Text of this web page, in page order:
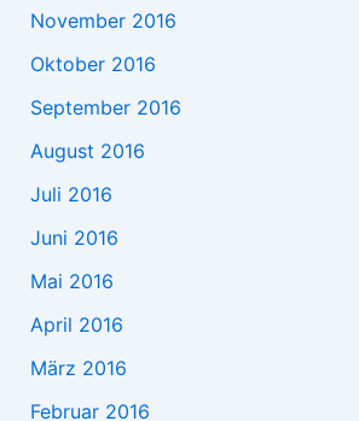
November 2016
Oktober 2016
September 2016
August 2016
Juli 2016
Juni 2016
Mai 2016
April 2016
März 2016
Februar 2016